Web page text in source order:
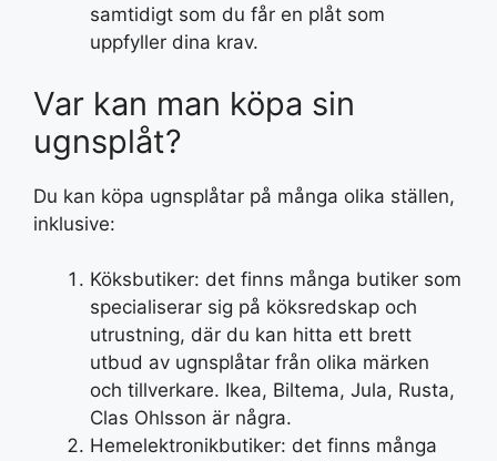
samtidigt som du får en plåt som
uppfyller dina krav.
Var kan man köpa sin
ugnsplåt?
Du kan köpa ugnsplåtar på många olika ställen,
inklusive:
Köksbutiker: det finns många butiker som
specialiserar sig på köksredskap och
utrustning, där du kan hitta ett brett
utbud av ugnsplåtar från olika märken
och tillverkare. Ikea, Biltema, Jula, Rusta,
Clas Ohlsson är några.
Hemelektronikbutiker: det finns många